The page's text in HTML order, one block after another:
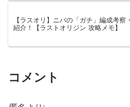
【ラスオリ】ニバの「ガチ」編成考察・
紹介！【ラストオリジン 攻略メモ】
コメント